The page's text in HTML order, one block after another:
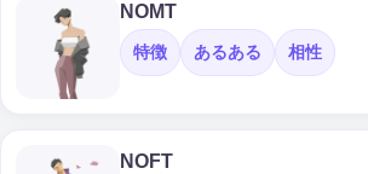
NOMT
特徴 あるある 相性
NOFT